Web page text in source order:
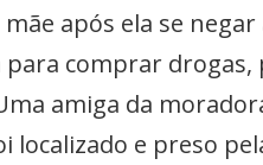
após ela se
comprar drogas,
amiga da
localizado e preso